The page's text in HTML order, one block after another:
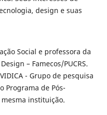
design e suas
Social e professora da
– Famecos/PUCRS.
- Grupo de pesquisa
Programa de Pós-
instituição.